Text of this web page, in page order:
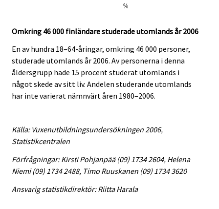
Omkring 46 000 finländare studerade utomlands år 2006
En av hundra 18–64-åringar, omkring 46 000 personer,
studerade utomlands år 2006. Av personerna i denna
åldersgrupp hade 15 procent studerat utomlands i
något skede av sitt liv. Andelen studerande utomlands
har inte varierat nämnvärt åren 1980–2006.
Källa: Vuxenutbildningsundersökningen 2006,
Statistikcentralen
Förfrågningar: Kirsti Pohjanpää (09) 1734 2604, Helena
Niemi (09) 1734 2488, Timo Ruuskanen (09) 1734 3620
Ansvarig statistikdirektör: Riitta Harala